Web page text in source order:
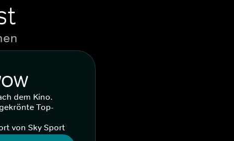
dem Kino.
Top-
von Sky Sport